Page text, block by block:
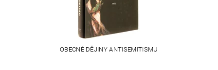
OBECNÉ DĚJINY ANTISEMITISMU